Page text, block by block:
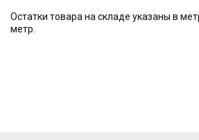
Остатки товара на складе указаны в
метр.